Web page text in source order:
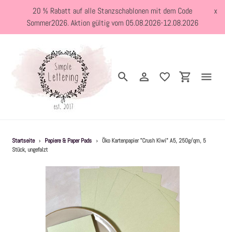
Inhalt
20 % Rabatt auf alle Stanzschablonen mit dem Code
Sommer2026. Aktion gültig vom 05.08.2026-12.08.2026
x
SuchenEinloggen
Holzstempel
Startseite › Papiere & Paper Pads › Öko Kartenpapier "Crush Kiwi" A5, 250g/qm, 5
Stück, ungefalzt